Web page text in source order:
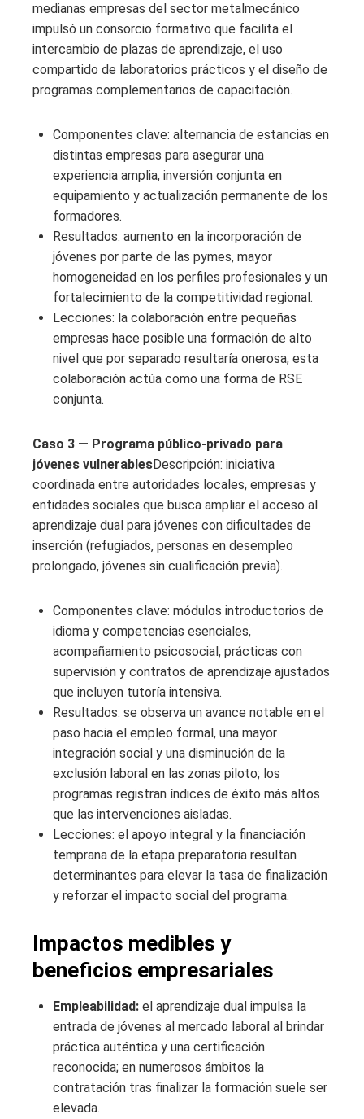
medianas empresas del sector metalmecánico
impulsó un consorcio formativo que facilita el
intercambio de plazas de aprendizaje, el uso
compartido de laboratorios prácticos y el diseño de
programas complementarios de capacitación.
Componentes clave: alternancia de estancias en
distintas empresas para asegurar una
experiencia amplia, inversión conjunta en
equipamiento y actualización permanente de los
formadores.
Resultados: aumento en la incorporación de
jóvenes por parte de las pymes, mayor
homogeneidad en los perfiles profesionales y un
fortalecimiento de la competitividad regional.
Lecciones: la colaboración entre pequeñas
empresas hace posible una formación de alto
nivel que por separado resultaría onerosa; esta
colaboración actúa como una forma de RSE
conjunta.
Caso 3 — Programa público-privado para
jóvenes vulnerablesDescripción: iniciativa
coordinada entre autoridades locales, empresas y
entidades sociales que busca ampliar el acceso al
aprendizaje dual para jóvenes con dificultades de
inserción (refugiados, personas en desempleo
prolongado, jóvenes sin cualificación previa).
Componentes clave: módulos introductorios de
idioma y competencias esenciales,
acompañamiento psicosocial, prácticas con
supervisión y contratos de aprendizaje ajustados
que incluyen tutoría intensiva.
Resultados: se observa un avance notable en el
paso hacia el empleo formal, una mayor
integración social y una disminución de la
exclusión laboral en las zonas piloto; los
programas registran índices de éxito más altos
que las intervenciones aisladas.
Lecciones: el apoyo integral y la financiación
temprana de la etapa preparatoria resultan
determinantes para elevar la tasa de finalización
y reforzar el impacto social del programa.
Impactos medibles y
beneficios empresariales
Empleabilidad: el aprendizaje dual impulsa la
entrada de jóvenes al mercado laboral al brindar
práctica auténtica y una certificación
reconocida; en numerosos ámbitos la
contratación tras finalizar la formación suele ser
elevada.